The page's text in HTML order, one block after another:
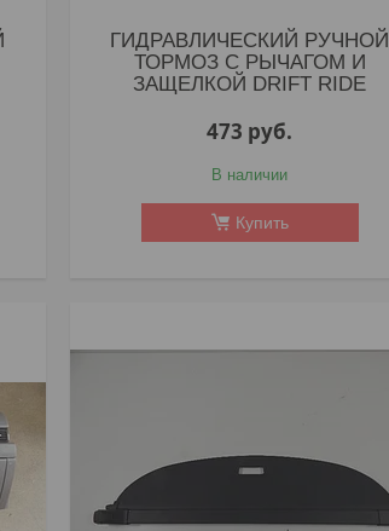
ГИДРАВЛИЧЕСКИЙ РУЧНОЙ
ТОРМОЗ С РЫЧАГОМ И
ЗАЩЕЛКОЙ DRIFT RIDE
473 руб.
В наличии
Купить